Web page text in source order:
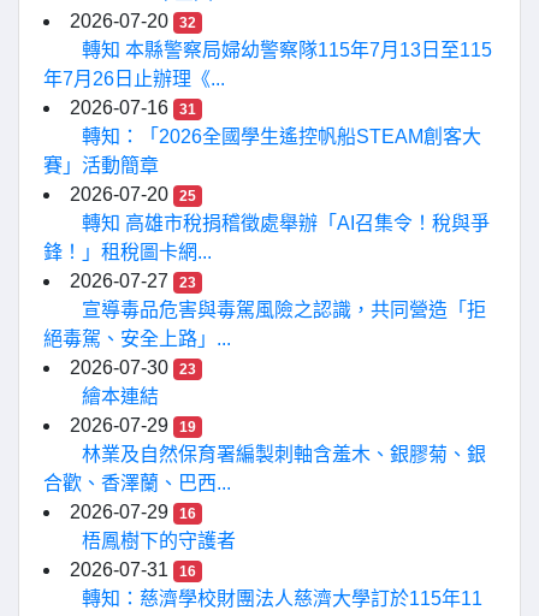
2026-07-20
32
轉知 本縣警察局婦幼警察隊115年7月13日至115
年7月26日止辦理《...
2026-07-16
31
轉知：「2026全國學生遙控帆船STEAM創客大
賽」活動簡章
2026-07-20
25
轉知 高雄市稅捐稽徵處舉辦「AI召集令！稅與爭
鋒！」租稅圖卡網...
2026-07-27
23
宣導毒品危害與毒駕風險之認識，共同營造「拒
絕毒駕、安全上路」...
2026-07-30
23
繪本連結
2026-07-29
19
林業及自然保育署編製刺軸含羞木、銀膠菊、銀
合歡、香澤蘭、巴西...
2026-07-29
16
梧鳳樹下的守護者
2026-07-31
16
轉知：慈濟學校財團法人慈濟大學訂於115年11